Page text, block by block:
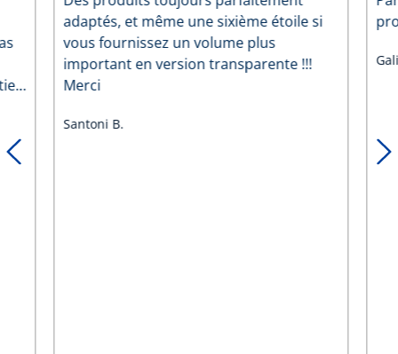
adaptés, et même une sixième étoile si
vous fournissez un volume plus
important en version transparente !!!
Merci
Santoni B.